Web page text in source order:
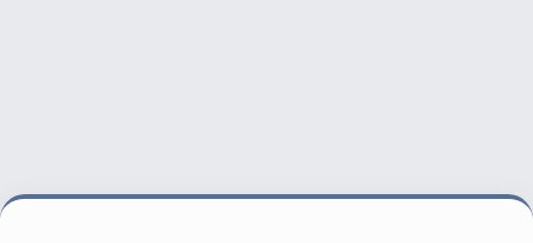
bahis sitesi